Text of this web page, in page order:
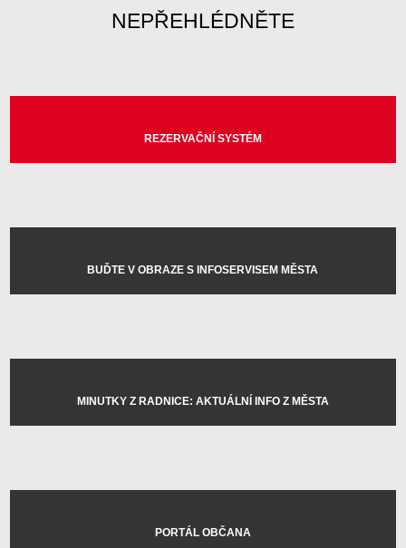
NEPŘEHLÉDNĚTE
REZERVAČNÍ SYSTÉM
BUĎTE V OBRAZE S INFOSERVISEM MĚSTA
MINUTKY Z RADNICE: AKTUÁLNÍ INFO Z MĚSTA
PORTÁL OBČANA